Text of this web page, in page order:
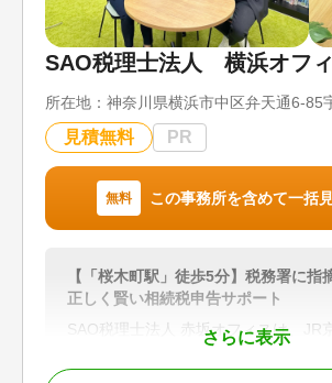
SAO税理士法人 横浜オフ
所在地： 神奈川県横浜市中区弁天通6-85
見積無料 PR
無料 この事務所を含めて一括
さらに表示
【「桜木町駅」徒歩5分】税務署に指
正しく賢い相続税申告サポート
SAO税理士法人 赤坂オフィスは、JR
根岸線「桜木町駅」徒歩5分の利便性
時～21時まで営業、土日祝も予約対